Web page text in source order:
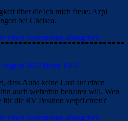
über die ich mich freue: Azpi
bei Chelsea.
einen Kommentar abzugeben
August 2022 Beim 16:57
dass Auba keine Lust auf einen
auch weiterhin behalten will. Wen
für die RV Position verpflichten?
einen Kommentar abzugeben